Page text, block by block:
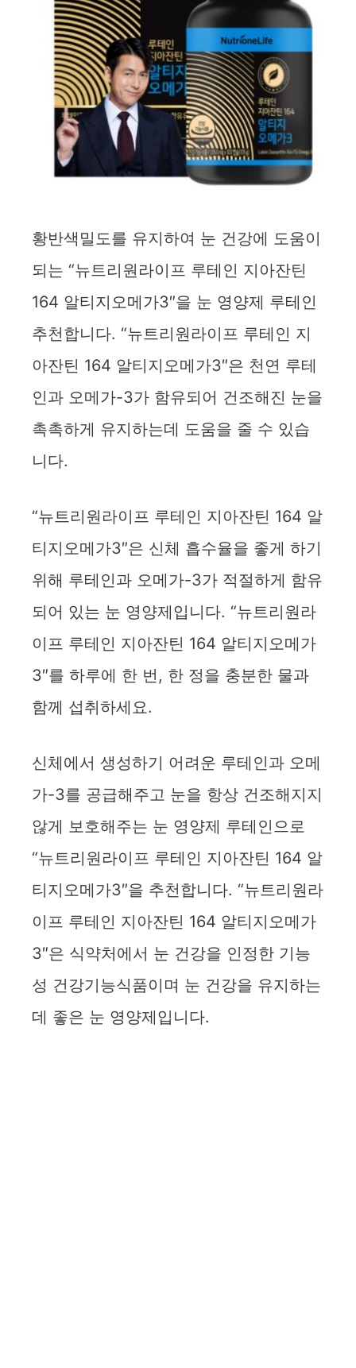
황반색밀도를 유지하여 눈 건강에 도움이
되는 “뉴트리원라이프 루테인 지아잔틴
164 알티지오메가3″을 눈 영양제 루테인
추천합니다. “뉴트리원라이프 루테인 지
아잔틴 164 알티지오메가3″은 천연 루테
인과 오메가-3가 함유되어 건조해진 눈을
촉촉하게 유지하는데 도움을 줄 수 있습
니다.
“뉴트리원라이프 루테인 지아잔틴 164 알
티지오메가3″은 신체 흡수율을 좋게 하기
위해 루테인과 오메가-3가 적절하게 함유
되어 있는 눈 영양제입니다. “뉴트리원라
이프 루테인 지아잔틴 164 알티지오메가
3″를 하루에 한 번, 한 정을 충분한 물과
함께 섭취하세요.
신체에서 생성하기 어려운 루테인과 오메
가-3를 공급해주고 눈을 항상 건조해지지
않게 보호해주는 눈 영양제 루테인으로
“뉴트리원라이프 루테인 지아잔틴 164 알
티지오메가3″을 추천합니다. “뉴트리원라
이프 루테인 지아잔틴 164 알티지오메가
3″은 식약처에서 눈 건강을 인정한 기능
성 건강기능식품이며 눈 건강을 유지하는
데 좋은 눈 영양제입니다.